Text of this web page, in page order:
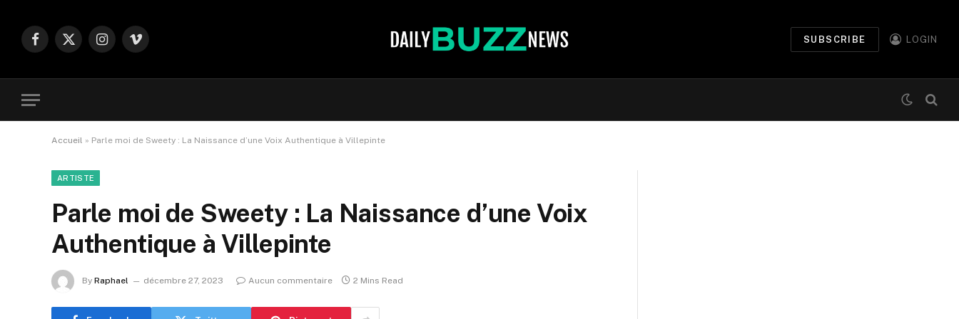
Facebook
X
Instagram
Vimeo
SUBSCRIBE LOGIN
Accueil » Parle moi de Sweety : La Naissance d’une Voix Authentique à Villepinte
ARTISTE
Parle moi de Sweety : La Naissance d’une Voix
Authentique à Villepinte
By Raphael décembre 27, 2023 Aucun commentaire 2 Mins Read